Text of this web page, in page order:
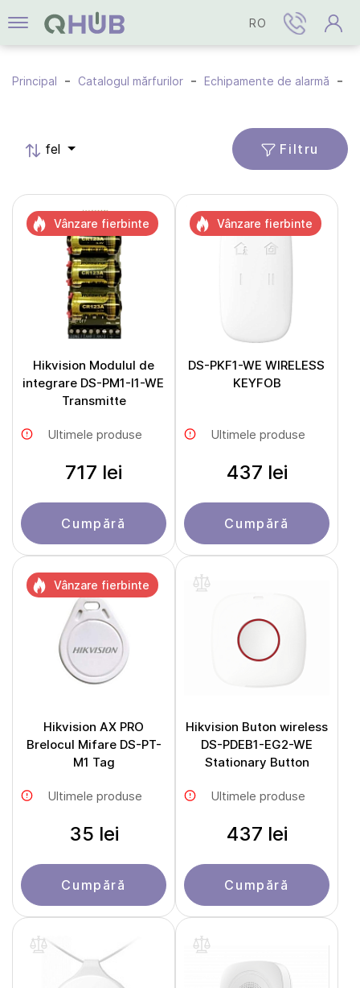
RO
Principal Catalogul mărfurilor Echipamente de alarmă
fel Filtru
Hikvision Modulul de
integrare DS-PM1-I1-WE
Transmitte
Ultimele produse
717 lei
Cumpără
Vânzare fierbinte
DS-PKF1-WE WIRELESS
KEYFOB
Ultimele produse
437 lei
Cumpără
Vânzare fierbinte
Hikvision AX PRO
Brelocul Mifare DS-PT-
M1 Tag
Ultimele produse
35 lei
Cumpără
Vânzare fierbinte
Hikvision Buton wireless
DS-PDEB1-EG2-WE
Stationary Button
Ultimele produse
437 lei
Cumpără